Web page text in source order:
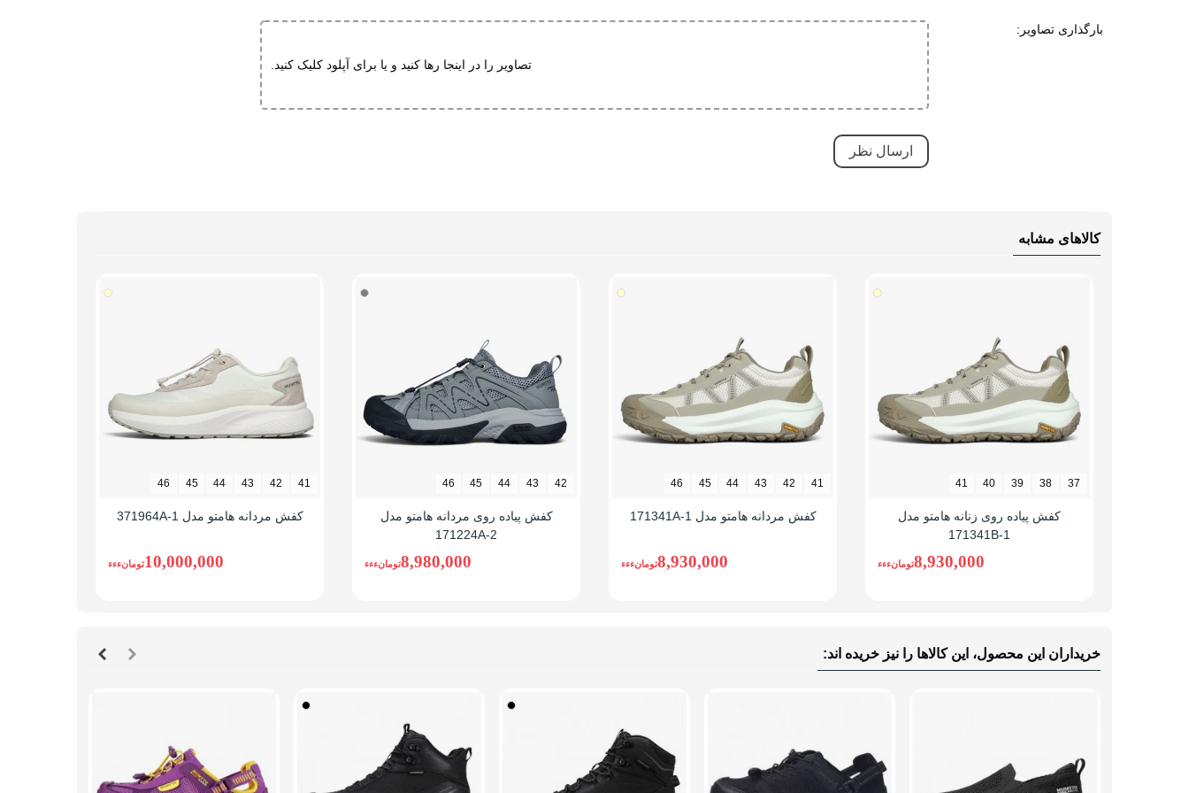
اگر قصد خرید اینترنتی کفش هامتو را دارید، مدل 330973A-1 انتخابی مناسب برای افرادی است که به دنبال یک کفش راحت، بادوام و شیک هستند. رادکوه به عنوان نمایندگی کفش
هامتو امکان خرید آنلاین، مشاهده مشخصات کامل محصول، انتخاب سایز، پرداخت امن و ارسال سریع را فراهم کرده است.
مراحل خرید از رادکوه به سادگی و در چند مرحله انجام می شود:
رنگ و سایز مورد نظر را انتخاب کرده و روی افزودن به سبد خرید کلیک کنید.
وارد سبد خرید شوید.
با انتخاب تأیید و پرداخت نهایی سفارش شما ثبت می شود.
در صورت نیاز به راهنمایی نیز کارشناسان رادکوه از طریق چت آنلاین و تماس تلفنی پاسخگوی شما هستند.
سایز 42: 268 گرم، سایز 44: 407 گرم
بارگذاری تصاویر:
تصاویر را در اینجا رها کنید و یا برای آپلود کلیک کنید.
کالاهای مشابه
37
38
39
40
41
کفش پیاده روی زنانه هامتو مدل
171341B-1
8,930,000تومانءءء
41
42
43
44
45
46
کفش مردانه هامتو مدل 171341A-1
8,930,000تومانءءء
42
43
44
45
46
کفش پیاده روی مردانه هامتو مدل
171224A-2
8,980,000تومانءءء
41
42
43
44
45
46
کفش مردانه هامتو مدل 371964A-1
10,000,000تومانءءء
خریداران این محصول، این کالاها را نیز خریده اند: